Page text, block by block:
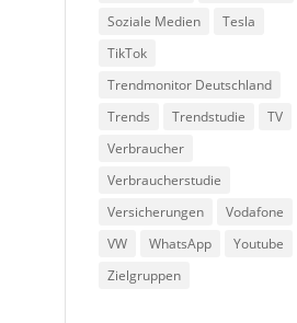
Soziale Medien
Tesla
TikTok
Trendmonitor Deutschland
Trends
Trendstudie
TV
Verbraucher
Verbraucherstudie
Versicherungen
Vodafone
VW
WhatsApp
Youtube
Zielgruppen